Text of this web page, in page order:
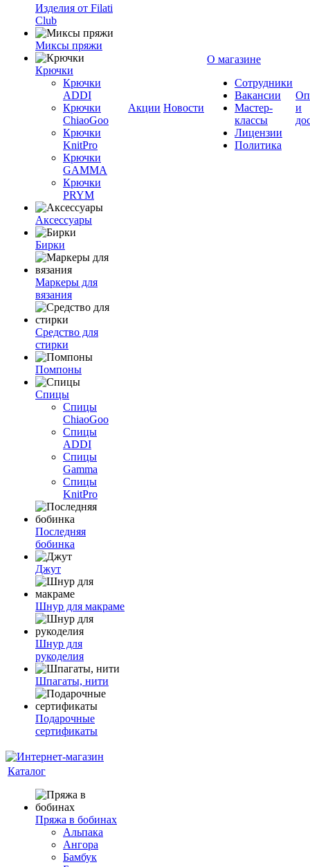
Изделия от Filati
Club
Миксы пряжи
Крючки
Крючки
ADDI
Крючки
ChiaoGoo
Крючки
KnitPro
Крючки
GAMMA
Крючки
PRYM
Аксессуары
Бирки
Маркеры для
вязания
Средство для
стирки
Помпоны
Спицы
Спицы
ChiaoGoo
Спицы
ADDI
Спицы
Gamma
Спицы
KnitPro
Последняя
бобинка
Джут
Шнур для макраме
Шнур для
рукоделия
Шпагаты, нити
Подарочные
сертификаты
Акции Новости
О магазине
Сотрудники
Вакансии
Мастер-
классы
Лицензии
Политика
и
Каталог
Пряжа в бобинах
Альпака
Ангора
Бамбук